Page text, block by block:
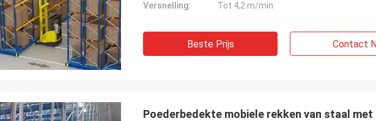
Versnelling:
Tot 4,2 m/min
Beste Prijs Contact
Poederbedekte mobiele rekken van staal